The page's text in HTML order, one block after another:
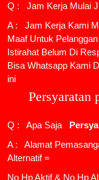
Q : Jam Kerja Mulai
A : Jam Kerja Kami
Maaf Untuk
Istirahat Belum Di
Bisa Whatsapp Kami
ini
Persyaratan
Q : Apa Saja
A : Alamat
Alternatif =
No Hp Aktif & No Hp